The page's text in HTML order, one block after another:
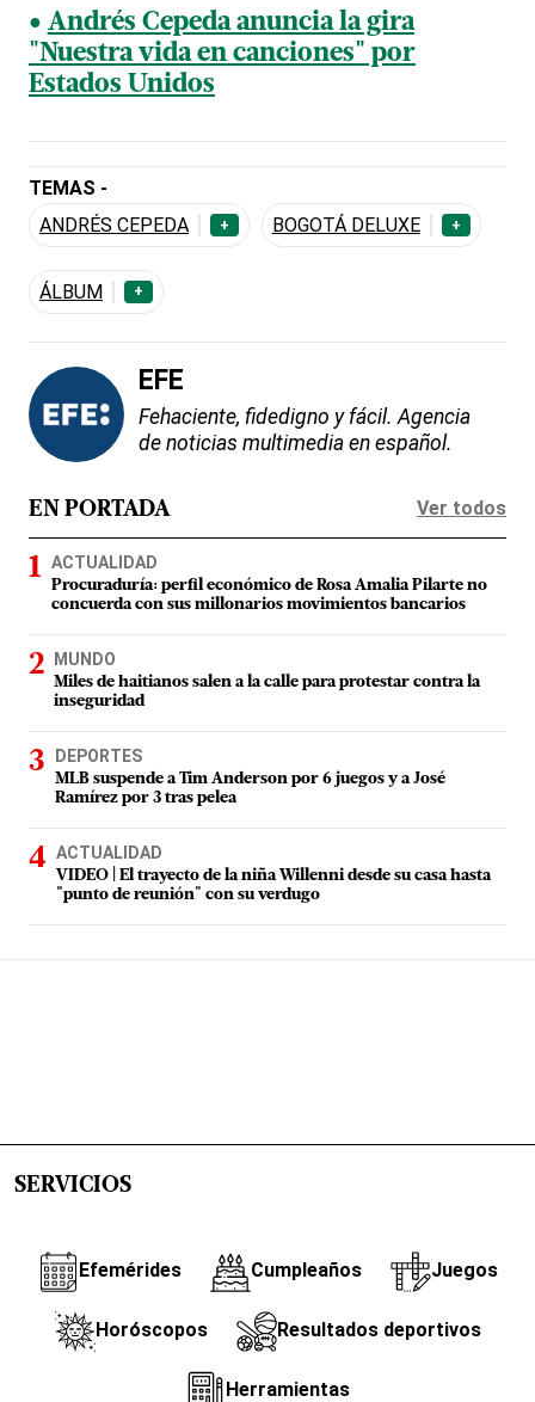
Andrés Cepeda anuncia la gira
"Nuestra vida en canciones" por
Estados Unidos
TEMAS -
ANDRÉS CEPEDA
+ BOGOTÁ DELUXE +
ÁLBUM +
EFE
Fehaciente, fidedigno y fácil. Agencia
de noticias multimedia en español.
EN PORTADA Ver todos
ACTUALIDAD
Procuraduría: perfil económico de Rosa Amalia Pilarte no
concuerda con sus millonarios movimientos bancarios
MUNDO
Miles de haitianos salen a la calle para protestar contra la
inseguridad
DEPORTES
MLB suspende a Tim Anderson por 6 juegos y a José
Ramírez por 3 tras pelea
ACTUALIDAD
VIDEO | El trayecto de la niña Willenni desde su casa hasta
"punto de reunión" con su verdugo
SERVICIOS
Efemérides Cumpleaños Juegos
Horóscopos Resultados deportivos
Herramientas